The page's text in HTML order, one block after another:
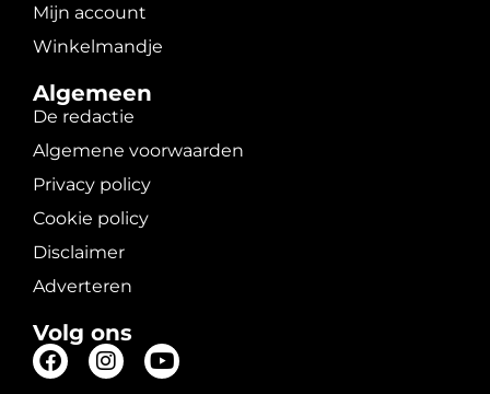
Mijn account
Winkelmandje
Algemeen
De redactie
Algemene voorwaarden
Privacy policy
Cookie policy
Disclaimer
Adverteren
Volg ons